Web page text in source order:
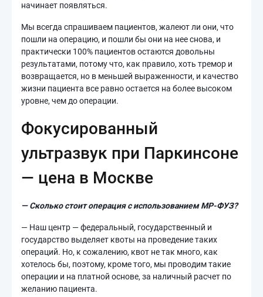
начинает появляться.
Мы всегда спрашиваем пациентов, жалеют ли они, что
пошли на операцию, и пошли бы они на нее снова, и
практически 100% пациентов остаются довольны
результатами, потому что, как правило, хоть тремор и
возвращается, но в меньшей выраженности, и качество
жизни пациента все равно остается на более высоком
уровне, чем до операции.
Фокусированный
ультразвук при Паркинсоне
— цена в Москве
— Сколько стоит операция с использованием МР-ФУЗ?
— Наш центр — федеральный, государственный и
государство выделяет квоты на проведение таких
операций. Но, к сожалению, квот не так много, как
хотелось бы, поэтому, кроме того, мы проводим такие
операции и на платной основе, за наличный расчет по
желанию пациента.